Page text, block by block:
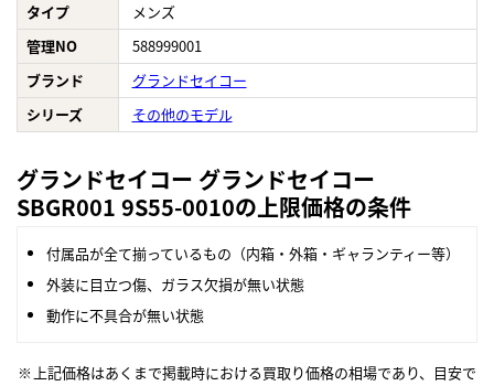
タイプ
メンズ
管理NO
588999001
ブランド
グランドセイコー
シリーズ
その他のモデル
グランドセイコー グランドセイコー
SBGR001 9S55-0010の上限価格の条件
付属品が全て揃っているもの（内箱・外箱・ギャランティー等）
外装に目立つ傷、ガラス欠損が無い状態
動作に不具合が無い状態
上記価格はあくまで掲載時における買取り価格の相場であり、目安で